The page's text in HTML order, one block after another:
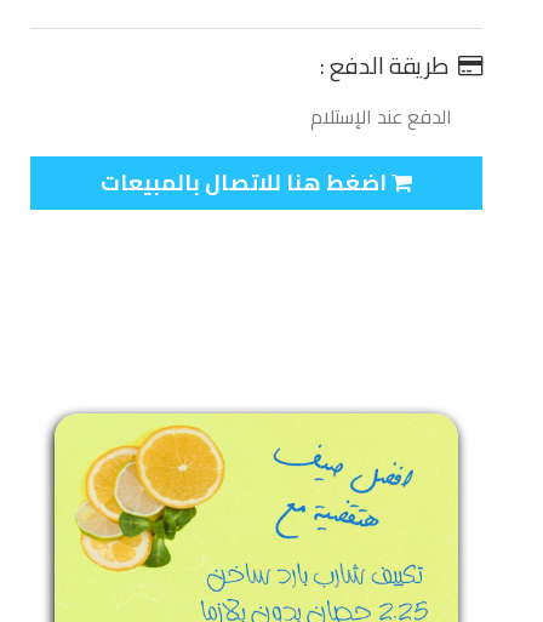
طريقة الدفع :
الدفع عند الإستلام
اضغط هنا للاتصال بالمبيعات